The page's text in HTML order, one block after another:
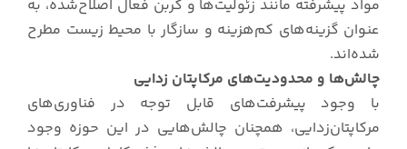
مواد پیشرفته مانند زئولیت‌ها و کربن فعال اصلاح‌شده، به
عنوان گزینه‌های کم‌هزینه و سازگار با محیط زیست مطرح
شده‌اند.
چالش‌ها و محدودیت‌های مرکاپتان زدایی
با وجود پیشرفت‌های قابل توجه در فناوری‌های
مرکاپتان‌زدایی، همچنان چالش‌هایی در این حوزه وجود